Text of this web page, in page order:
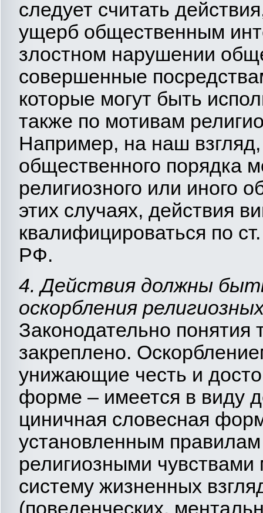
следует считать
ущерб общественным
злостном нарушении
совершенные
которые могут быть
также по мотивам
Например, на наш
общественного порядка
религиозного или иного
этих случаях, действия
квалифицироваться по
РФ.
4. Действия должны
оскорбления
Законодательно понятия
закреплено.
унижающие честь и
форме – имеется в виду
циничная словесная
установленным
религиозными
систему жизненных
(поведенческих,